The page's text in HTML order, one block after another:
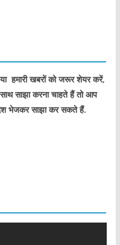
हमारी खबरों को जरूर शेयर करें,
साझा करना चाहते हैं तो आप
भेजकर साझा कर सकते हैं.